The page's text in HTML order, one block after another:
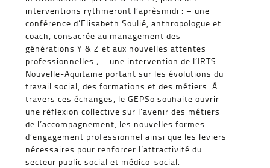
interventions rythmeront l’aprèsmidi : – une
conférence d’Elisabeth Soulié, anthropologue et
coach, consacrée au management des
générations Y & Z et aux nouvelles attentes
professionnelles ; – une intervention de l’IRTS
Nouvelle-Aquitaine portant sur les évolutions du
travail social, des formations et des métiers. À
travers ces échanges, le GEPSo souhaite ouvrir
une réflexion collective sur l’avenir des métiers
de l’accompagnement, les nouvelles formes
d’engagement professionnel ainsi que les leviers
nécessaires pour renforcer l’attractivité du
secteur public social et médico-social.